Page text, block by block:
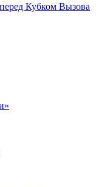
Кубком Вызова